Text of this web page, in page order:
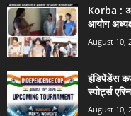
Korba :
आयोग
August 10,
इंडिपेंडेंस
स्पोर्ट्स
August 10,